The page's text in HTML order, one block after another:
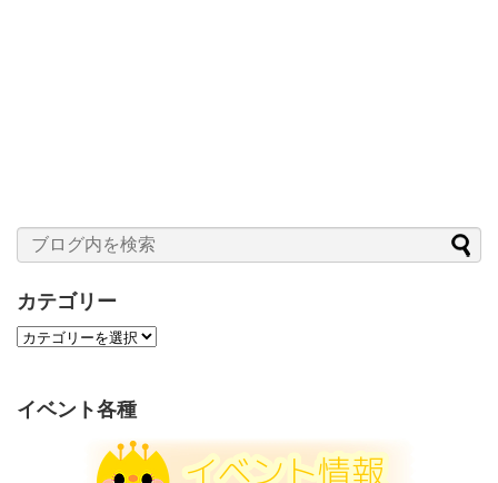
カテゴリー
カ
リ
イベント各種